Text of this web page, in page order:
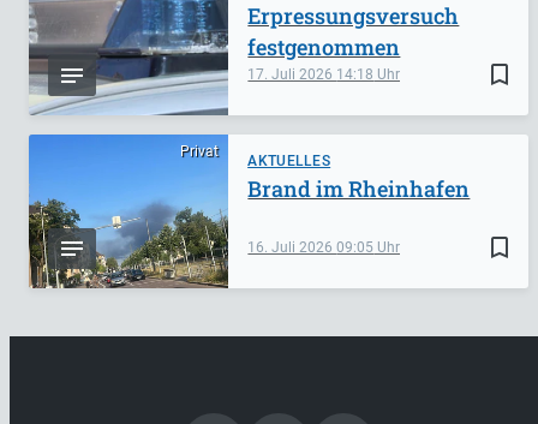
bookmark_border
17. Juli 2026 14:18
Erpressungsversuch
festgenommen
Privat
AKTUELLES
bookmark_border
16. Juli 202609:05
Brand im Rheinhafen